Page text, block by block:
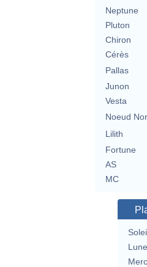
Neptune
Pluton
Chiron
Cérès
Pallas
Junon
Vesta
Noeud
Lilith
Fortune
AS
MC
Lune